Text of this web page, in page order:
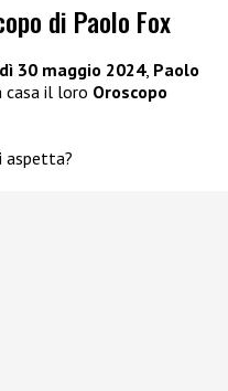
di Paolo Fox
30 maggio 2024, Paolo
casa il loro Oroscopo
aspetta?